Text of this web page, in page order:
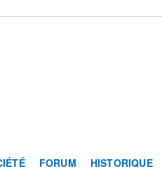
FORUM HISTORIQUE